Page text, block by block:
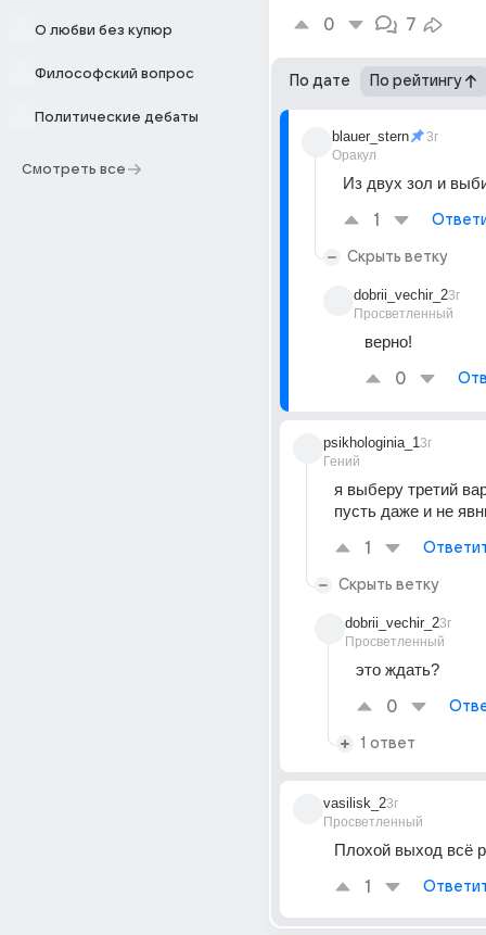
О любви без купюр
Философский вопрос
Политические дебаты
Смотреть все
0 7
По дате По рейтингу
blauer_stern
Оракул
3г
Из двух зол и
1
Скрыть ветку
dobrii_vechir_2
Просветленный
3г
верно!
0
psikhologinia_1
Гений
3г
я выберу третий
пусть даже и не
1
Скрыть ветку
dobrii_vechir_2
Просветленный
3г
это ждать?
0
1 ответ
vasilisk_2
Просветленный
3г
Плохой выход всё
1